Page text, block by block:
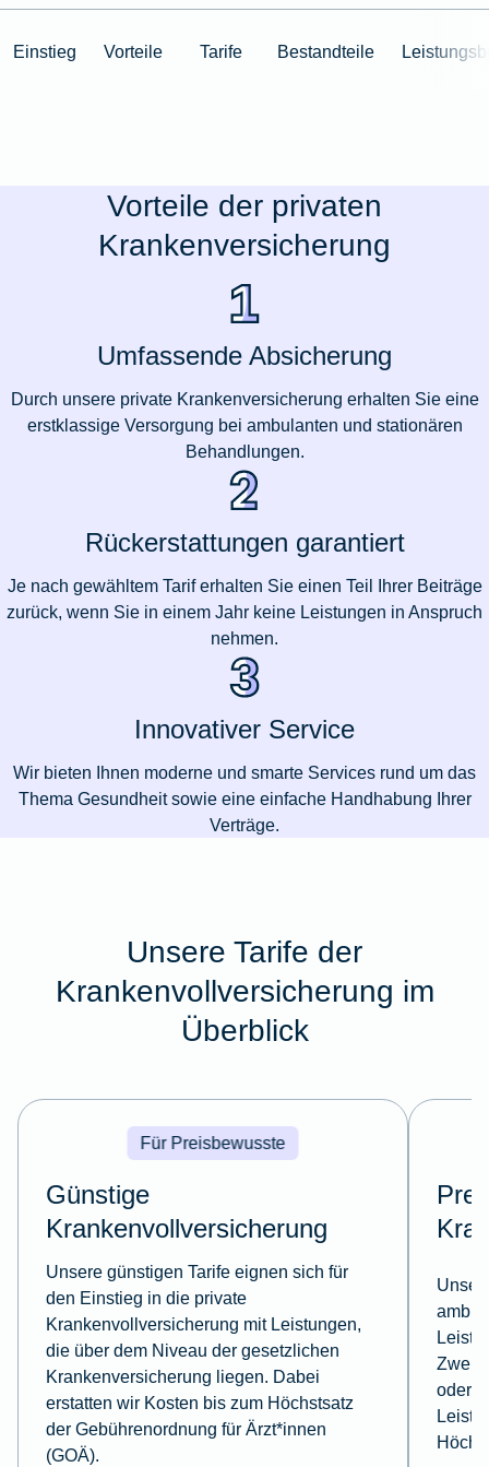
Einstieg Vorteile Tarife Bestandteile
Vorteile der privaten
Krankenversicherung
Umfassende Absicherung
Durch unsere private Krankenversicherung erhalten Sie eine
erstklassige Versorgung bei ambulanten und stationären
Behandlungen.
Rückerstattungen garantiert
Je nach gewähltem Tarif erhalten Sie einen Teil Ihrer Beiträge
zurück, wenn Sie in einem Jahr keine Leistungen in Anspruch
nehmen.
Innovativer Service
Wir bieten Ihnen moderne und smarte Services rund um das
Thema Gesundheit sowie eine einfache Handhabung Ihrer
Verträge.
Unsere Tarife der
Krankenvollversicherung im
Überblick
Für Preisbewusste
Günstige
Krankenvollversicherung
Unsere günstigen Tarife eignen sich für
den Einstieg in die private
Krankenvollversicherung mit Leistungen,
die über dem Niveau der gesetzlichen
Krankenversicherung liegen. Dabei
erstatten wir Kosten bis zum Höchstsatz
der Gebührenordnung für Ärzt*innen
(GOÄ).
oder